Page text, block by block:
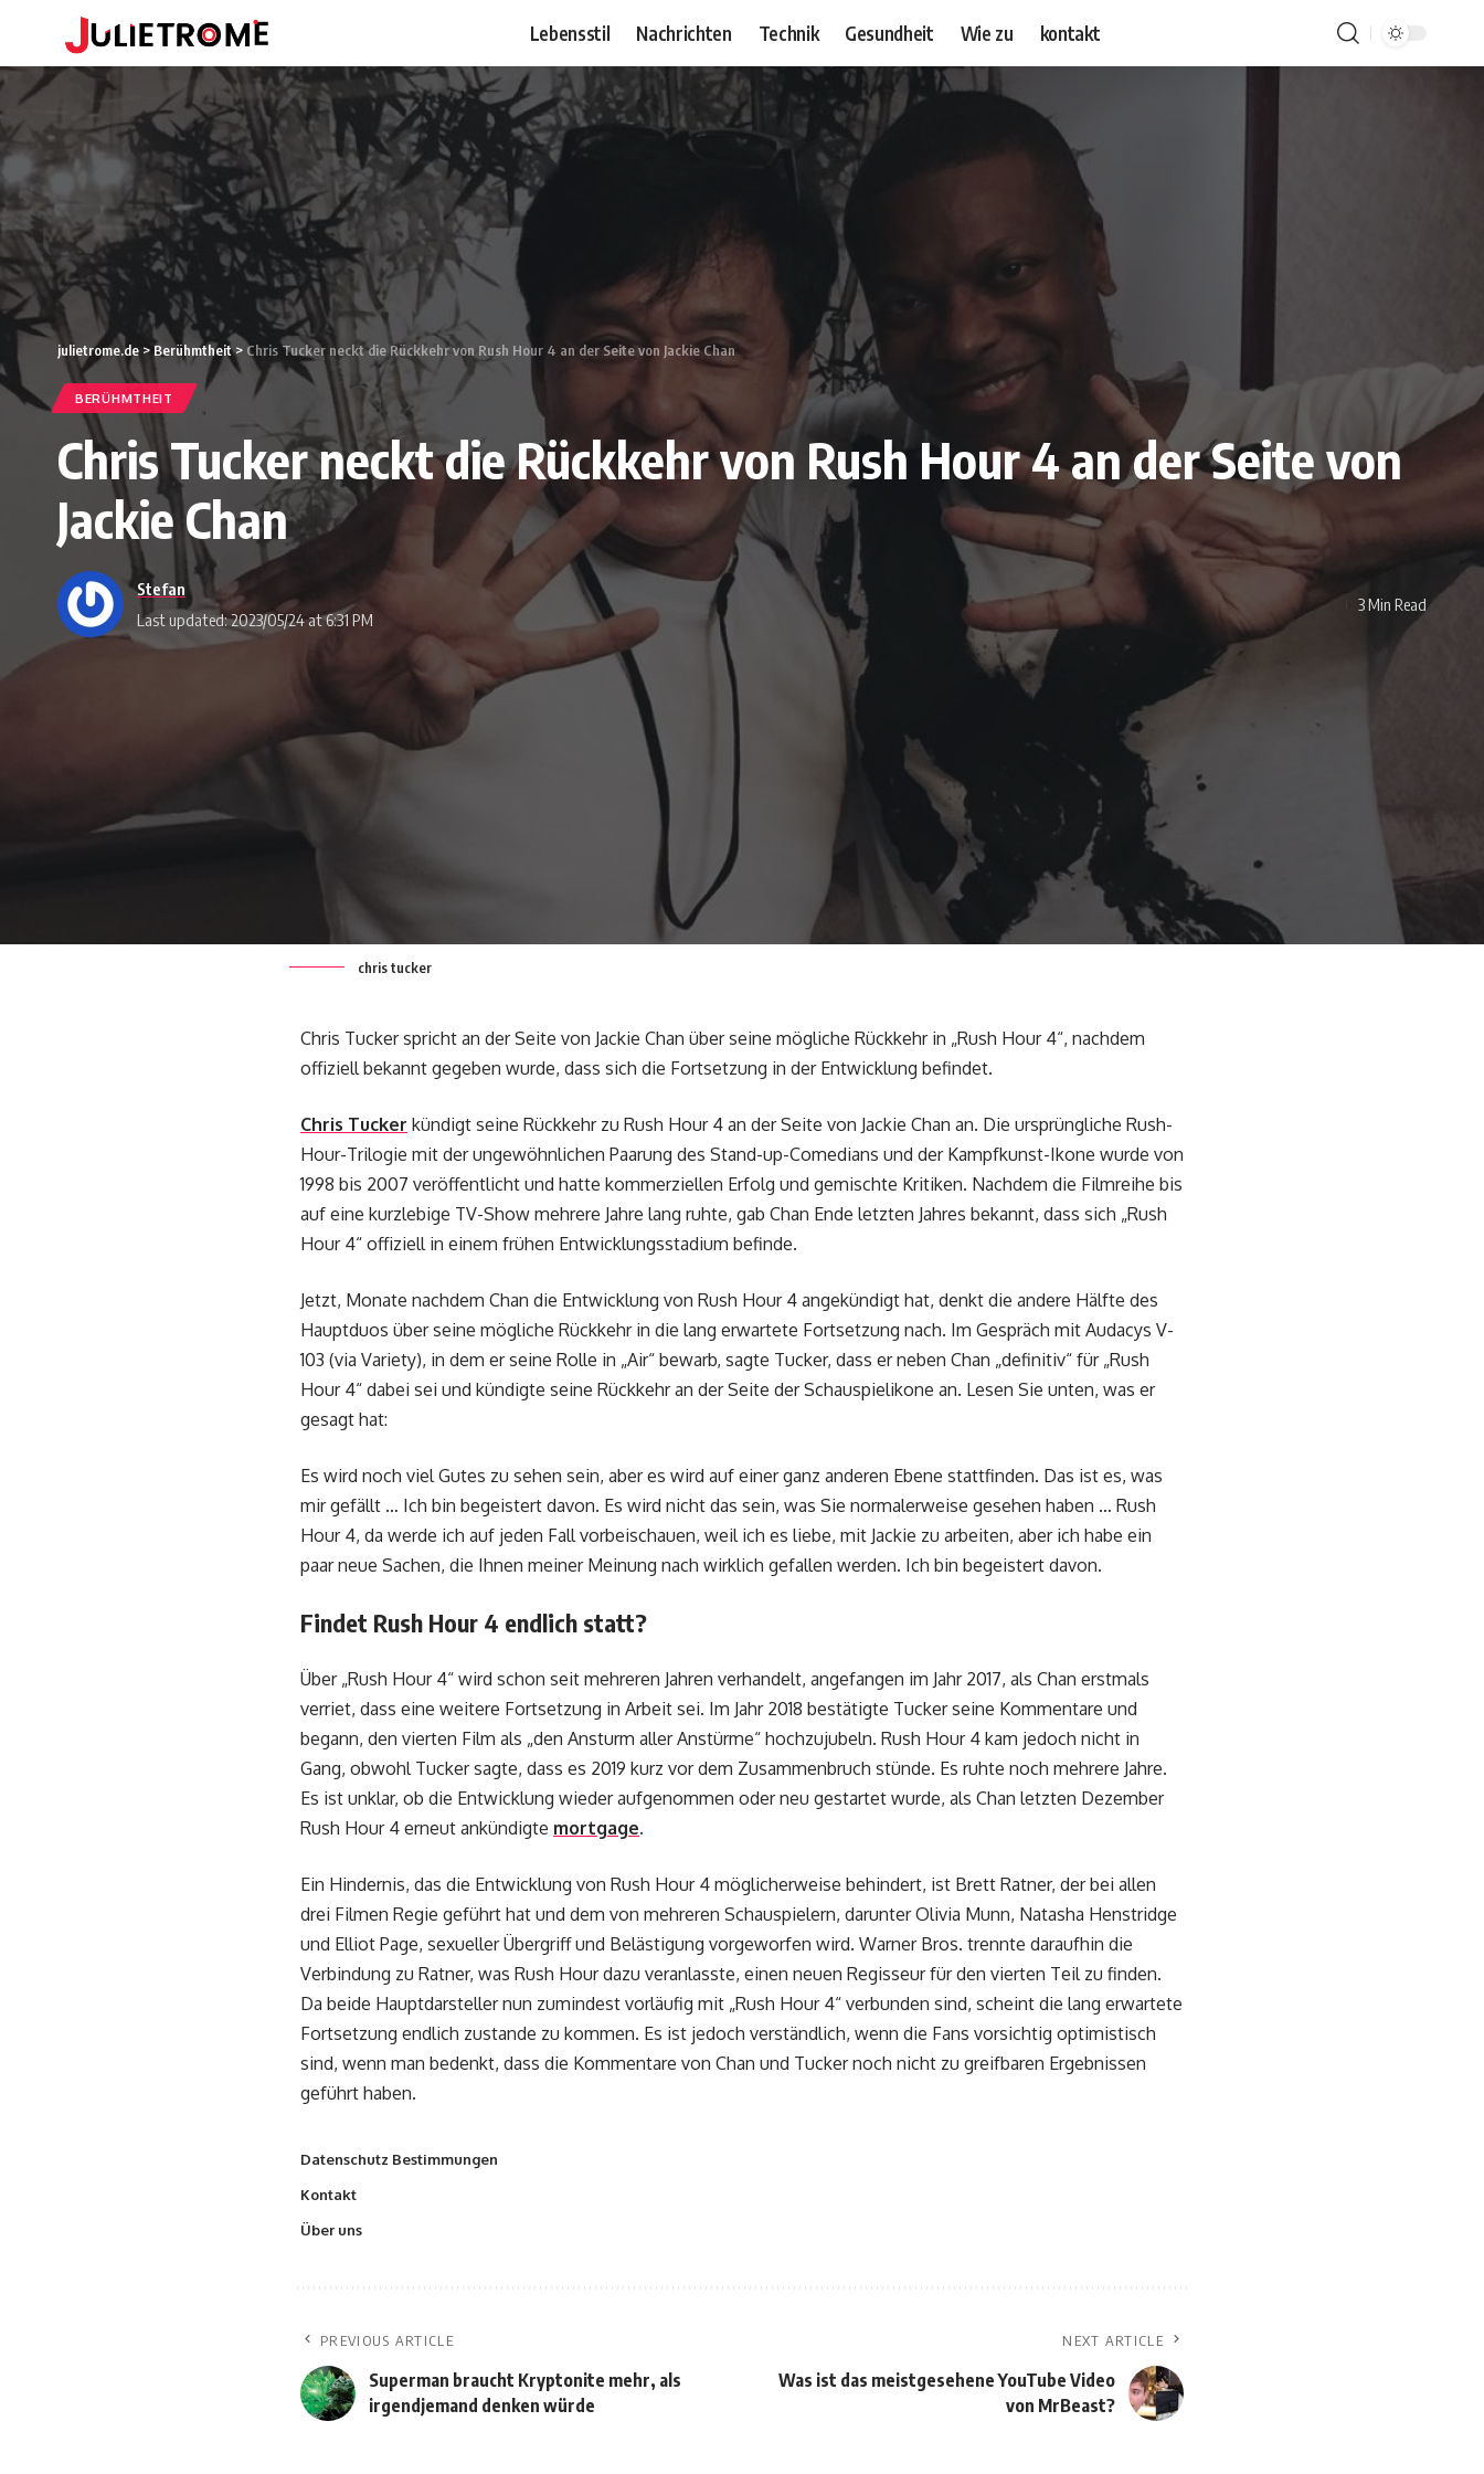
Lebensstil Nachrichten Technik Gesundheit Wie zu kontakt
julietrome.de >Berühmtheit> Chris Tucker neckt die Rückkehr von Rush Hour 4 an der Seite von Jackie Chan
BERÜHMTHEIT
Chris Tucker neckt die Rückkehr von Rush Hour 4 an der Seite von
Jackie Chan
Last updated: 2023/05/24 at 6:31 PM
Stefan
3 Min Read
chris tucker
Chris Tucker spricht an der Seite von Jackie Chan über seine mögliche Rückkehr in „Rush Hour 4“, nachdem
offiziell bekannt gegeben wurde, dass sich die Fortsetzung in der Entwicklung befindet.
Chris Tucker kündigt seine Rückkehr zu Rush Hour 4 an der Seite von Jackie Chan an. Die ursprüngliche Rush-
Hour-Trilogie mit der ungewöhnlichen Paarung des Stand-up-Comedians und der Kampfkunst-Ikone wurde von
1998 bis 2007 veröffentlicht und hatte kommerziellen Erfolg und gemischte Kritiken. Nachdem die Filmreihe bis
auf eine kurzlebige TV-Show mehrere Jahre lang ruhte, gab Chan Ende letzten Jahres bekannt, dass sich „Rush
Hour 4“ offiziell in einem frühen Entwicklungsstadium befinde.
Jetzt, Monate nachdem Chan die Entwicklung von Rush Hour 4 angekündigt hat, denkt die andere Hälfte des
Hauptduos über seine mögliche Rückkehr in die lang erwartete Fortsetzung nach. Im Gespräch mit Audacys V-
103 (via Variety), in dem er seine Rolle in „Air“ bewarb, sagte Tucker, dass er neben Chan „definitiv“ für „Rush
Hour 4“ dabei sei und kündigte seine Rückkehr an der Seite der Schauspielikone an. Lesen Sie unten, was er
gesagt hat:
Es wird noch viel Gutes zu sehen sein, aber es wird auf einer ganz anderen Ebene stattfinden. Das ist es, was
mir gefällt … Ich bin begeistert davon. Es wird nicht das sein, was Sie normalerweise gesehen haben … Rush
Hour 4, da werde ich auf jeden Fall vorbeischauen, weil ich es liebe, mit Jackie zu arbeiten, aber ich habe ein
paar neue Sachen, die Ihnen meiner Meinung nach wirklich gefallen werden. Ich bin begeistert davon.
Findet Rush Hour 4 endlich statt?
Über „Rush Hour 4“ wird schon seit mehreren Jahren verhandelt, angefangen im Jahr 2017, als Chan erstmals
verriet, dass eine weitere Fortsetzung in Arbeit sei. Im Jahr 2018 bestätigte Tucker seine Kommentare und
begann, den vierten Film als „den Ansturm aller Anstürme“ hochzujubeln. Rush Hour 4 kam jedoch nicht in
Gang, obwohl Tucker sagte, dass es 2019 kurz vor dem Zusammenbruch stünde. Es ruhte noch mehrere Jahre.
Es ist unklar, ob die Entwicklung wieder aufgenommen oder neu gestartet wurde, als Chan letzten Dezember
Rush Hour 4 erneut ankündigte mortgage.
Ein Hindernis, das die Entwicklung von Rush Hour 4 möglicherweise behindert, ist Brett Ratner, der bei allen
drei Filmen Regie geführt hat und dem von mehreren Schauspielern, darunter Olivia Munn, Natasha Henstridge
und Elliot Page, sexueller Übergriff und Belästigung vorgeworfen wird. Warner Bros. trennte daraufhin die
Verbindung zu Ratner, was Rush Hour dazu veranlasste, einen neuen Regisseur für den vierten Teil zu finden.
Da beide Hauptdarsteller nun zumindest vorläufig mit „Rush Hour 4“ verbunden sind, scheint die lang erwartete
Fortsetzung endlich zustande zu kommen. Es ist jedoch verständlich, wenn die Fans vorsichtig optimistisch
sind, wenn man bedenkt, dass die Kommentare von Chan und Tucker noch nicht zu greifbaren Ergebnissen
geführt haben.
Datenschutz Bestimmungen
Kontakt
Über uns
PREVIOUS ARTICLE
Superman braucht Kryptonite mehr, als
irgendjemand denken würde
NEXT ARTICLE
Was ist das meistgesehene YouTube Video
von MrBeast?